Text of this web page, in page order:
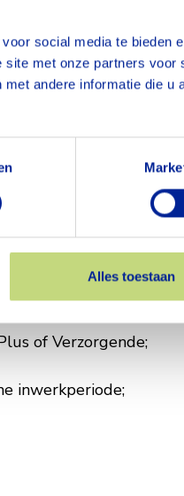
social media te bieden
site met onze partners voor
andere informatie die u
Alles toestaan
zorgvuldig. Bij
en collega’s tijdens
(€2.599 - €3.235
belastingvoordeel
of Verzorgende;
inwerkperiode;